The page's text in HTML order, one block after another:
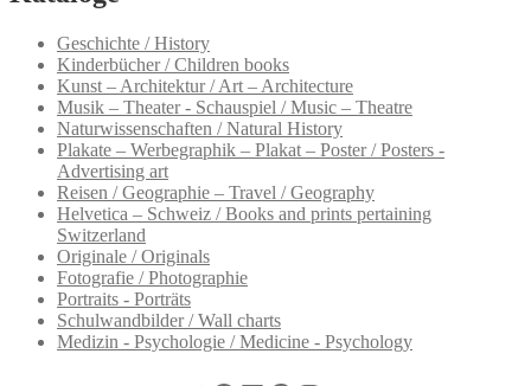
Geschichte / History
Kinderbücher / Children books
Kunst – Architektur / Art – Architecture
Musik – Theater - Schauspiel / Music – Theatre
Naturwissenschaften / Natural History
Plakate – Werbegraphik – Plakat – Poster / Posters -
Advertising art
Reisen / Geographie – Travel / Geography
Helvetica – Schweiz / Books and prints pertaining
Switzerland
Originale / Originals
Fotografie / Photographie
Portraits - Porträts
Schulwandbilder / Wall charts
Medizin - Psychologie / Medicine - Psychology